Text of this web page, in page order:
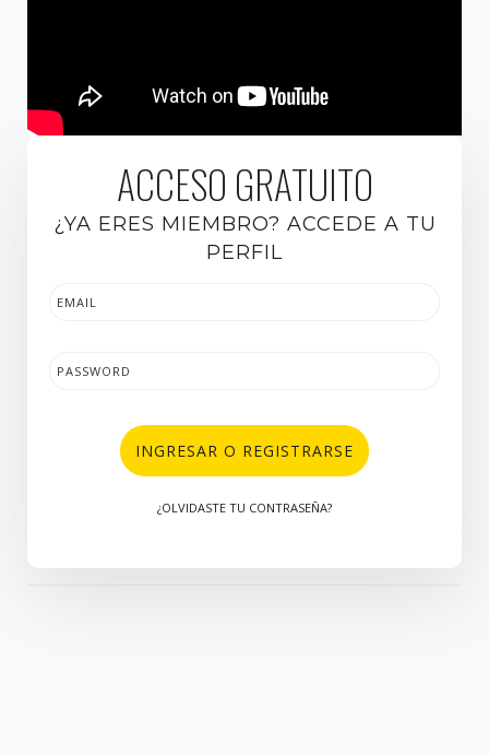
ACCESO GRATUITO
¿YA ERES MIEMBRO? ACCEDE A TU
PERFIL
INGRESAR O REGISTRARSE
¿OLVIDASTE TU CONTRASEÑA?